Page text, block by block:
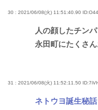
30 : 2021/06/08(火) 11:51:40.90
人の顔したチン
永田町にたくさ
31 : 2021/06/08(火) 11:52:11.50
ネトウヨ誕生秘